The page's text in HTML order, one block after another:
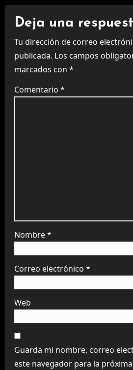
Deja una
Tu dirección de correo
publicada. Los campos
marcados con *
Comentario *
Nombre*
Correo electrónico *
Web
Guarda mi nombre, correo
este navegador para la